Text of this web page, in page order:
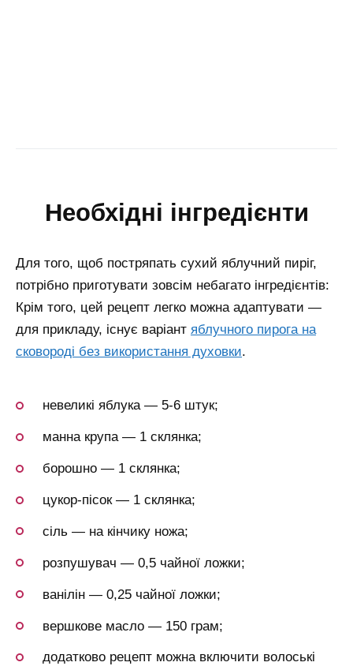
необхідні інгредієнти
Для того, щоб постряпать сухий яблучний пиріг,
потрібно приготувати зовсім небагато інгредієнтів:
Крім того, цей рецепт легко можна адаптувати —
для прикладу, існує варіант яблучного пирога на
сковороді без використання духовки.
невеликі яблука — 5-6 штук;
манна крупа — 1 склянка;
борошно — 1 склянка;
цукор-пісок — 1 склянка;
сіль — на кінчику ножа;
розпушувач — 0,5 чайної ложки;
ванілін — 0,25 чайної ложки;
вершкове масло — 150 грам;
додатково рецепт можна включити волоські